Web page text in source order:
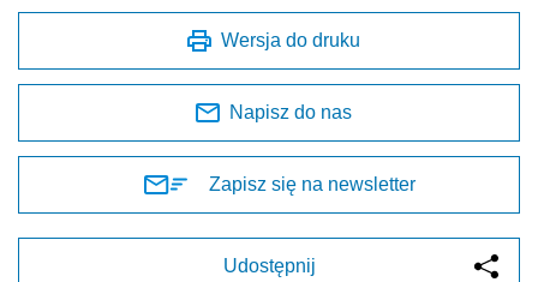
Wersja do druku
Napisz do nas
Zapisz się na newsletter
Udostępnij